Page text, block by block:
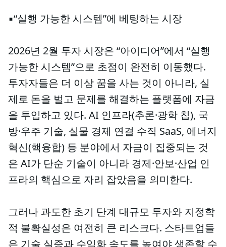
▪️“실행 가능한 시스템”에 베팅하는 시장
2026년 2월 투자 시장은 “아이디어”에서 “실행
가능한 시스템”으로 초점이 완전히 이동했다.
투자자들은 더 이상 꿈을 사는 것이 아니라, 실
제로 돈을 벌고 문제를 해결하는 플랫폼에 자금
을 투입하고 있다. AI 인프라(추론·광학 칩), 국
방·우주 기술, 실물 경제 연결 수직 SaaS, 에너지
혁신(핵융합) 등 분야에서 자금이 집중되는 것
은 AI가 단순 기술이 아니라 경제·안보·산업 인
프라의 핵심으로 자리 잡았음을 의미한다.
그러나 과도한 초기 단계 대규모 투자와 지정학
적 불확실성은 여전히 큰 리스크다. 스타트업들
은 기술 실증과 수익화 속도를 높여야 생존할 수